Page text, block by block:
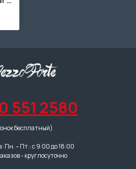
551 2580
бесплатный)
Пн. – Пт.: с 9:00 до 18:00
- круглосуточно